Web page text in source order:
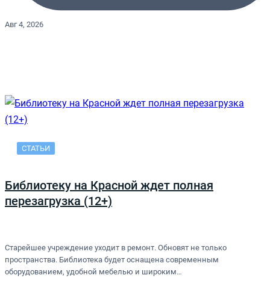
Авг 4, 2026
СТАТЬИ
Библиотеку на Красной ждет полная
перезагрузка (12+)
Старейшее учреждение уходит в ремонт. Обновят не только
пространства. Библиотека будет оснащена современным
оборудованием, удобной мебелью и широким…